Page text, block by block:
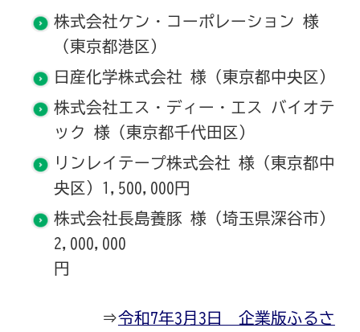
株式会社ケン・コーポレーション 様
（東京都港区）
日産化学株式会社 様（東京都中央区）
株式会社エス・ディー・エス バイオテ
ック 様（東京都千代田区）
リンレイテープ株式会社 様（東京都中
央区）1,500,000円
株式会社長島養豚 様（埼玉県深谷市）
2,000,000
円
⇒令和7年3月3日 企業版ふるさ